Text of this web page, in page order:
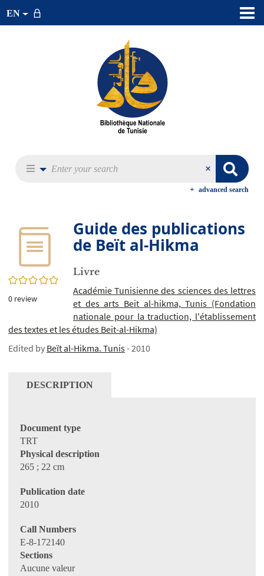
EN
advanced search
0/5
0 review
Guide des publications
de Beït al-Hikma
Livre
Académie Tunisienne des sciences des lettres
et des arts Beit al-hikma, Tunis (Fondation
nationale pour la traduction, l'établissement
des textes et les études Beit-al-Hikma)
Edited by Beït al-Hikma. Tunis- 2010
DESCRIPTION
Document type
TRT
Physical description
265 ; 22 cm
Publication date
2010
Call Numbers
E-8-172140
Sections
Aucune valeur